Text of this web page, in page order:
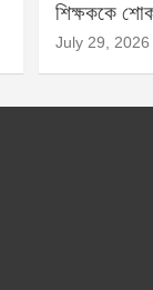
শিক্ষককে
July 29, 2026